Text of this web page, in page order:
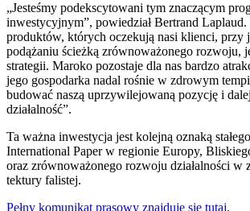
„Jesteśmy podekscytowani tym znaczącym
inwestycyjnym”, powiedział Bertrand Laplaud.
produktów, których oczekują nasi klienci, przy
podążaniu ścieżką zrównoważonego rozwoju,
strategii. Maroko pozostaje dla nas bardzo
jego gospodarka nadal rośnie w zdrowym
budować naszą uprzywilejowaną pozycję i
działalność”.
Ta ważna inwestycja jest kolejną oznaką
International Paper w regionie Europy,
oraz zrównoważonego rozwoju działalności w
tektury falistej.
Pełny komunikat prasowy znajduje się tutaj.